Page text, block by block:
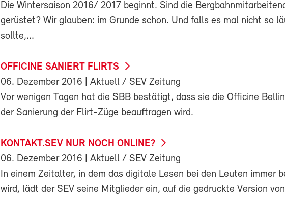
Die Wintersaison 2016/ 2017 beginnt. Sind die
gerüstet? Wir glauben: im Grunde schon. Und falls es mal nicht so
sollte,...
OFFICINE SANIERT FLIRTS
06. Dezember 2016 | Aktuell / SEV Zeitung
Vor wenigen Tagen hat die SBB bestätigt, dass sie die Officine
der Sanierung der Flirt-Züge beauftragen wird.
KONTAKT.SEV NUR NOCH ONLINE?
06. Dezember 2016 | Aktuell / SEV Zeitung
In einem Zeitalter, in dem das digitale Lesen bei den Leuten immer
wird, lädt der SEV seine Mitglieder ein, auf die gedruckte Version